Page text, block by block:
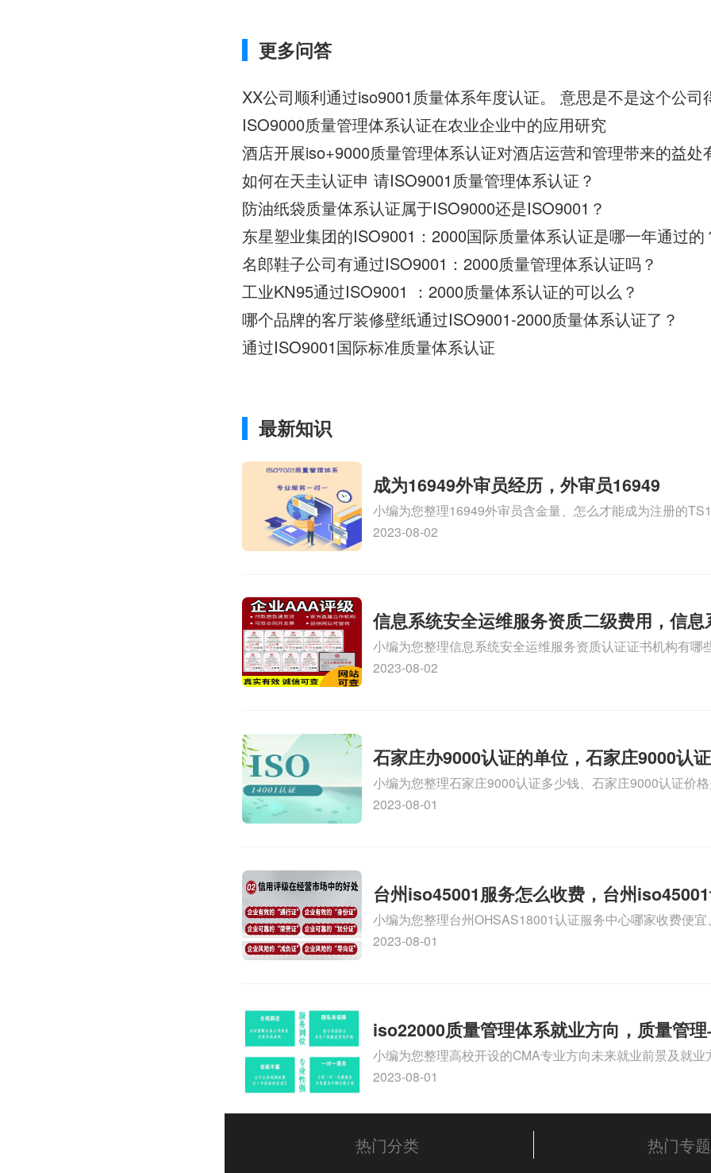
更多问答
ISO9000质量管理体系认证在农业企业中的应用研究
酒店开展iso+9000质量管理体系认证对酒店运营和管理带来的益处
如何在天圭认证申 请ISO9001质量管理体系认证？
防油纸袋质量体系认证属于ISO9000还是ISO9001？
东星塑业集团的ISO9001：2000国际质量体系认证是哪一年通过的
名郎鞋子公司有通过ISO9001：2000质量管理体系认证吗？
工业KN95通过ISO9001 ：2000质量体系认证的可以么？
哪个品牌的客厅装修壁纸通过ISO9001-2000质量体系认证了？
通过ISO9001国际标准质量体系认证
最新知识
成为16949外审员经历，外审员16949
小编为您整理16949外审员含金量、怎么才能成为注册的
审员、我也想16949外审员，不过不了解具体情况、
2023-08-02
信息系统安全运维服务资质二级费用，信
维服务资质二级
小编为您整理信息系统安全运维服务资质认证证书机构有哪
务资质的费用是多少啊、安全运维服务资质哪家便宜、安全
2023-08-02
石家庄办9000认证的单位，石家庄9000认
小编为您整理石家庄9000认证多少钱、石家庄9000认证价
9000认证大概多少钱、石家庄9000认证价格贵吗、石家庄
2023-08-01
台州iso45001服务怎么收费，台州
么收费
小编为您整理台州OHSAS18001认证服务中心哪家收费便
认证，哪个咨询公司服务好、台州CE认证,台州机械机电CE
2023-08-01
iso22000质量管理体系就业方向，质量管
方向
小编为您整理高校开设的CMA专业方向未来就业前景及就业
就业方向有哪些、国际质量认证专业的就业方向、cpa和
文！
2023-08-01
热门分类
热门专题